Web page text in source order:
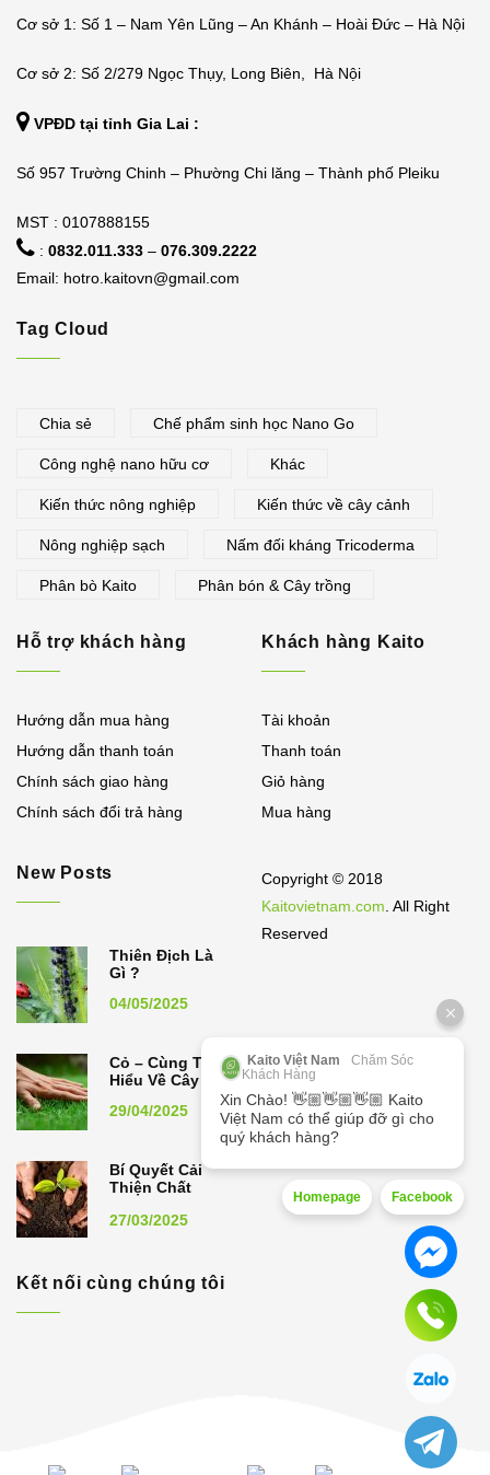
Cơ sở 1: Số 1 – Nam Yên Lũng – An Khánh – Hoài Đức – Hà Nội
Cơ sở 2: Số 2/279 Ngọc Thụy, Long Biên, Hà Nội
VPĐD tại tỉnh Gia Lai :
Số 957 Trường Chinh – Phường Chi lăng – Thành phố Pleiku
MST : 0107888155
: 0832.011.333 – 076.309.2222
Email: hotro.kaitovn@gmail.com
Tag Cloud
Chia sẻ Chế phẩm sinh học Nano Go
Công nghệ nano hữu cơ Khác
Kiến thức nông nghiệp Kiến thức về cây cảnh
Nông nghiệp sạch Nấm đối kháng Tricoderma
Phân bò Kaito Phân bón & Cây trồng
Hỗ trợ khách hàng
Hướng dẫn mua hàng
Hướng dẫn thanh toán
Chính sách giao hàng
Chính sách đổi trả hàng
New Posts
Thiên Địch Là
Gì ?
04/05/2025
Cỏ – Cùng Tìm
Hiểu Về Cây Cỏ
29/04/2025
Bí Quyết Cải
Thiện Chất
Nâng Cao Năng
27/03/2025
Khách hàng Kaito
Tài khoản
Thanh toán
Giỏ hàng
Mua hàng
Copyright © 2018
Kaitovietnam.com. All Right
Reserved
Kết nối cùng chúng tôi
Kaito Việt Nam
Chăm Sóc
Khách Hàng
Xin Chào! 👋🏼👋🏼👋🏼 Kaito
Việt Nam có thể giúp đỡ gì cho
quý khách hàng?
Homepage Facebook